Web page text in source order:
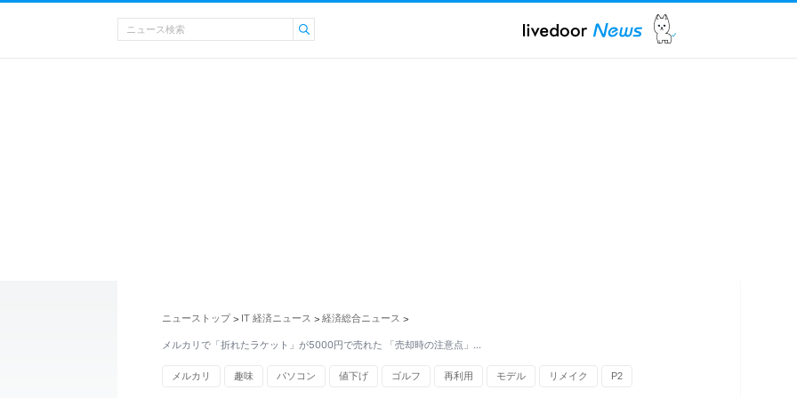
ニューストップ > IT 経済ニュース > 経済総合ニュース >
メルカリで「折れたラケット」が5000円で売れた 「売却時の注意点」…
メルカリ 趣味 パソコン 値下げ ゴルフ 再利用 モデル リメイク P2